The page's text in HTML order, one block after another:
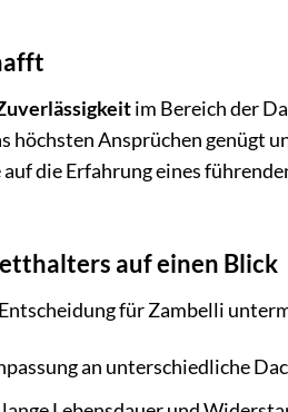
im Bereich der
höchsten Ansprüchen genügt
die Erfahrung eines
auf einen Blick
für Zambelli
an unterschiedliche